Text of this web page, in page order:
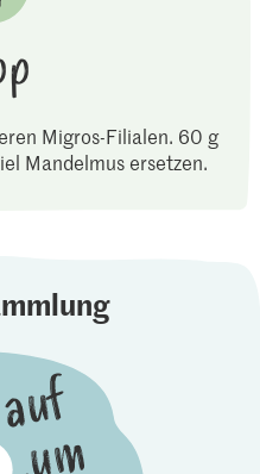
Migros-Filialen. 60 g
Mandelmus ersetzen.